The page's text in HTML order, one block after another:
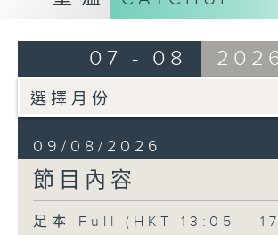
07 - 08
09/08/2026
節目內容
足本 Full (HKT 13:05 -